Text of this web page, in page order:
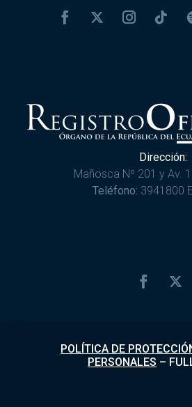
Dirección:
Mañosca Nº 201 y Av.
Teléfono: 3941800
POLÍTICA DE
PERSONALES –